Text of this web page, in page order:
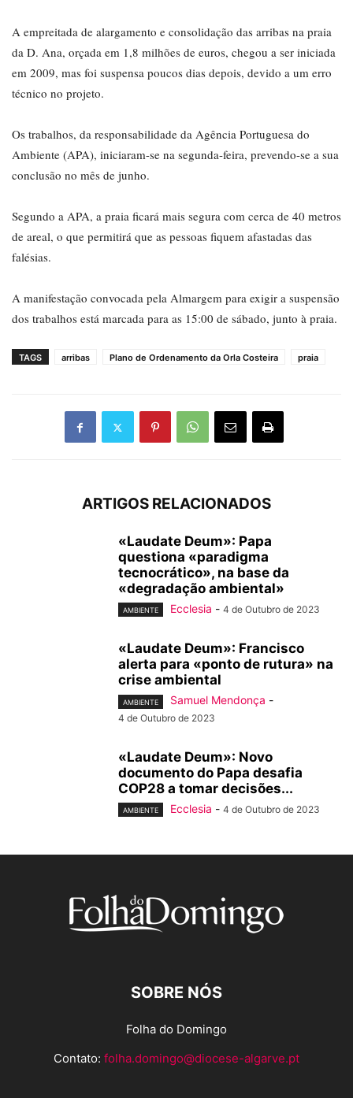
A empreitada de alargamento e consolidação das arribas na praia
da D. Ana, orçada em 1,8 milhões de euros, chegou a ser iniciada
em 2009, mas foi suspensa poucos dias depois, devido a um erro
técnico no projeto.
Os trabalhos, da responsabilidade da Agência Portuguesa do
Ambiente (APA), iniciaram-se na segunda-feira, prevendo-se a sua
conclusão no mês de junho.
Segundo a APA, a praia ficará mais segura com cerca de 40 metros
de areal, o que permitirá que as pessoas fiquem afastadas das
falésias.
A manifestação convocada pela Almargem para exigir a suspensão
dos trabalhos está marcada para as 15:00 de sábado, junto à praia.
TAGS arribas Plano de Ordenamento da Orla Costeira praia
ARTIGOS RELACIONADOS
«Laudate Deum»: Papa
questiona «paradigma
tecnocrático», na base da
«degradação ambiental»
AMBIENTE Ecclesia - 4 de Outubro de 2023
«Laudate Deum»: Francisco
alerta para «ponto de rutura» na
crise ambiental
AMBIENTE Samuel Mendonça -
4 de Outubro de 2023
«Laudate Deum»: Novo
documento do Papa desafia
COP28 a tomar decisões...
AMBIENTE Ecclesia - 4 de Outubro de 2023
SOBRE NÓS
Folha do Domingo
Contato: folha.domingo@diocese-algarve.pt